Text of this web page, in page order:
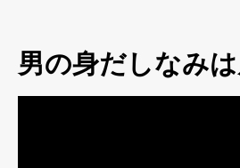
男の身だしなみは